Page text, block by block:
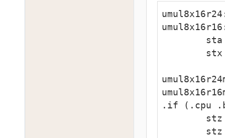
.if (.cpu